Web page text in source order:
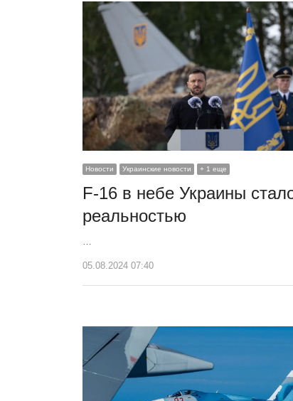
Новости Украинские новости + 1 еще
F-16 в небе Украины
реальностью
…
05.08.2024 07:40